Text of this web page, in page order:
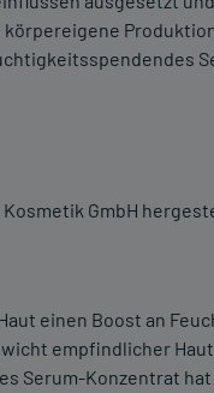
GmbH
einen Boost an
empfindlicher
Serum-Konzentrat